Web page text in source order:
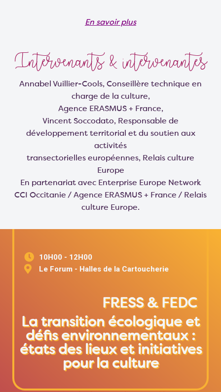
En savoir plus
Intervenants & intervenantes
Annabel Vuillier-Cools, Conseillère technique en
charge de la culture,
Agence ERASMUS + France,
Vincent Soccodato, Responsable de
développement territorial et du soutien aux
activités
transectorielles européennes, Relais culture
Europe
En partenariat avec Enterprise Europe Network
CCI Occitanie / Agence ERASMUS + France / Relais
culture Europe.
10H00 - 12H00
Le Forum - Halles de la Cartoucherie
FRESS & FEDC
La transition écologique et
défis environnementaux :
états des lieux et initiatives
pour la culture